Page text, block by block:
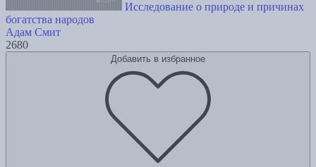
Исследование о природе и причинах
богатства народов
Адам Смит
2680
Добавить в избранное